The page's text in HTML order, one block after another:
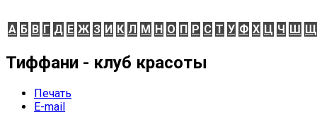
А Б В Г Д Е Ж З И К Л М Н О П Р С Т У Ф Х Ц Ч Ш Щ
Тиффани - клуб красоты
Печать
E-mail